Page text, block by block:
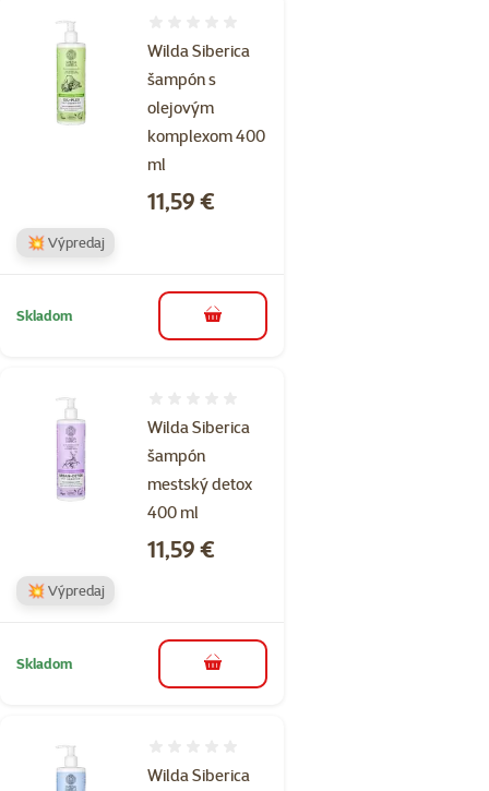
Wilda Siberica
šampón s
olejovým
komplexom 400
ml
Cena
11,59 €
💥 Výpredaj
Skladom do košíka
Wilda Siberica
šampón
mestský detox
400 ml
Cena
11,59 €
💥 Výpredaj
Skladom do košíka
Wilda Siberica